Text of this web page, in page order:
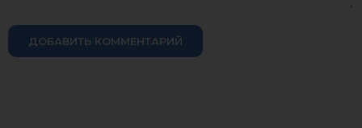
ДОБАВИТЬ КОММЕНТАРИЙ